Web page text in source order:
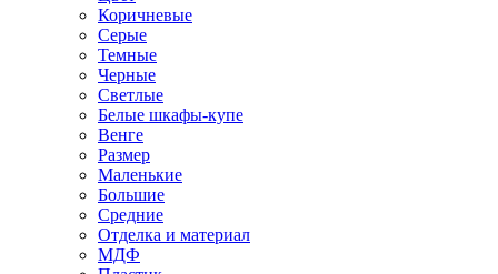
Коричневые
Серые
Темные
Черные
Светлые
Белые шкафы-купе
Венге
Размер
Маленькие
Большие
Средние
Отделка и материал
МДФ